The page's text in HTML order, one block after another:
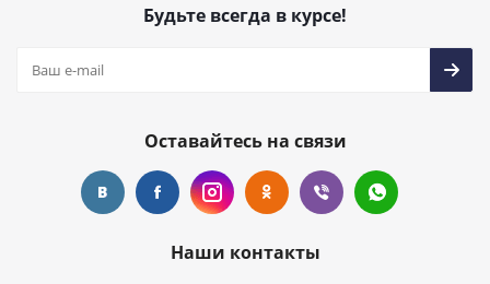
Будьте всегда в курсе!
Оставайтесь на связи
Наши контакты